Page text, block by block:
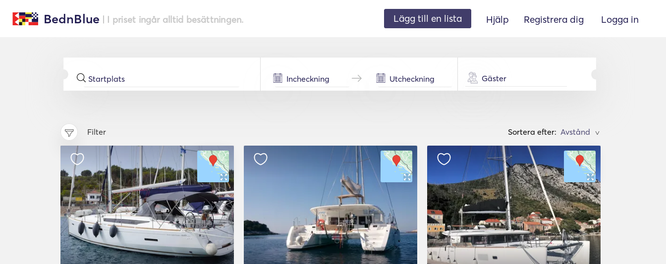
BednBlue | I priset ingår alltid besättningen. Lägg till en lista Hjälp Registrera dig Logga in
Gäster
Filter Sortera efter: >